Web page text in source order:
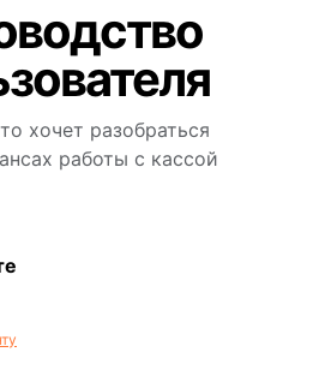
хочет разобраться
работы с кассой